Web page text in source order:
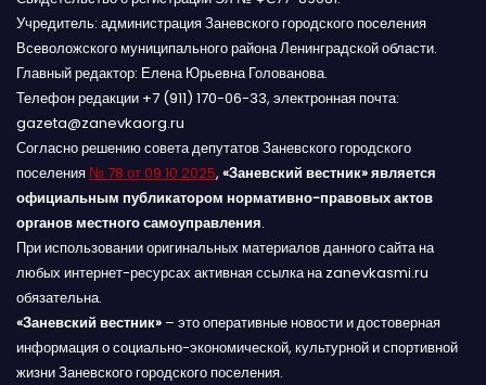
Учредитель: администрация Заневского городского поселения
Всеволожского муниципального района Ленинградской области.
Главный редактор: Елена Юрьевна Голованова.
Телефон редакции +7 (911) 170-06-33, электронная почта:
gazeta@zanevkaorg.ru
Согласно решению совета депутатов Заневского городского
поселения № 78 от 09.10.2025, «Заневский вестник» является
официальным публикатором нормативно-правовых актов
органов местного самоуправления.
При использовании оригинальных материалов данного сайта на
любых интернет-ресурсах активная ссылка на zanevkasmi.ru
обязательна.
«Заневский вестник» – это оперативные новости и достоверная
информация о социально-экономической, культурной и спортивной
жизни Заневского городского поселения.